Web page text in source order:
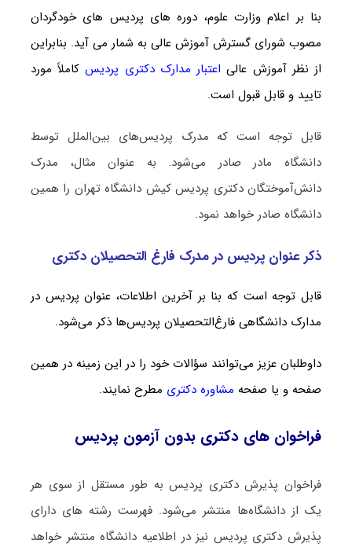
بنا بر اعلام وزارت علوم، دوره های پردیس های خودگردان
مصوب شورای گسترش آموزش عالی به شمار می آید. بنابراین
از نظر آموزش عالی اعتبار مدارک دکتری پردیسکاملاً مورد
تایید و قابل قبول است.
قابل توجه است که مدرک پردیس‌های بین‌الملل توسط
دانشگاه مادر صادر می‌شود. به عنوان مثال، مدرک
دانش‌آموختگان دکتری پردیس کیش دانشگاه تهران را همین
دانشگاه صادر خواهد نمود.
ذکر عنوان پردیس در مدرک فارغ التحصیلان دکتری
قابل توجه است که بنا بر آخرین اطلاعات، عنوان پردیس در
مدارک دانشگاهی فارغ‌التحصیلان پردیس‌ها ذکر می‌شود.
داوطلبان عزیز می‌توانند سؤالات خود را در این زمینه در همین
صفحه و یا صفحه مشاوره دکتری مطرح نمایند.
فراخوان های دکتری بدون آزمون پردیس
فراخوان پذیرش دکتری پردیس به طور مستقل از سوی هر
یک از دانشگاه‌ها منتشر می‌شود. فهرست رشته های دارای
پذیرش دکتری پردیس نیز در اطلاعیه دانشگاه منتشر خواهد